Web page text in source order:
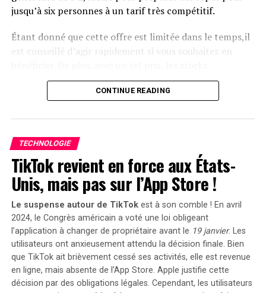
d’Anker SOLIX ainsi que sur Amazon au prix standard de
« early bird » sera active du20 janvier au 23 février
2025, permettant aux acheteurs intéressés d’acquérir
également un compteur Anker SOLIX Smart offert pour
chaque commande passée durant cette période spéciale.
le Solarbank 2 AC représente une avancée significative
dans le domaine du stockage énergétique domestique
grâce à ses caractéristiques techniques avancées et son
engagement envers la durabilité environnementale.
jusqu’à six personnes à un tarif très compétitif.
Étant donné que cette offre est limitée dans le temps,il
est conseillé d’agir rapidement si vous souhaitez en
pourraient s’épuiser rapidement. Ce modèle se classe
parmi les meilleures ventes sur Amazon avec plus de
Profitez des offres sur Amazon
Amazon propose également lalivraison gratuiteet
rapide pour cet article qui bénéficie d’une garantie de
deux ans. En outre, il existe une option de paiement
échelonné en quatre fois sans frais sur ce modèle. Enfin,
sachez que vous avez la possibilité de changer d’avis et
retourner le produit gratuitement dans un délai de 30
jours afin d’obtenir unremboursement intégral.
Moulinex Easy Fry Max : cuisinez
CONTINUE READING
TECHNOLOGIE
TikTok revient en force aux États-
Unis, mais pas sur l’App Store !
Le suspense autour de TikTokest à son comble ! En avril
2024, le Congrès américain a voté une loi obligeant
l’application à changer de propriétaire avant le 19 janvier. Les
utilisateurs ont anxieusement attendu la décision finale. Bien
que TikTok ait brièvement cessé ses activités, elle est revenue
en ligne, mais absente de l’App Store. Apple justifie cette
décision par des obligations légales. Cependant, les utilisateurs